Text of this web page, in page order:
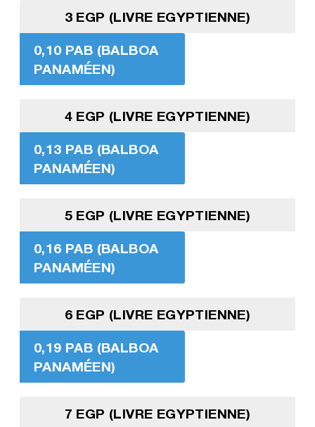
3 EGP (LIVRE EGYPTIENNE)
0,10 PAB (BALBOA
PANAMÉEN)
4 EGP (LIVRE EGYPTIENNE)
0,13 PAB (BALBOA
PANAMÉEN)
5 EGP (LIVRE EGYPTIENNE)
0,16 PAB (BALBOA
PANAMÉEN)
6 EGP (LIVRE EGYPTIENNE)
0,19 PAB (BALBOA
PANAMÉEN)
7 EGP (LIVRE EGYPTIENNE)